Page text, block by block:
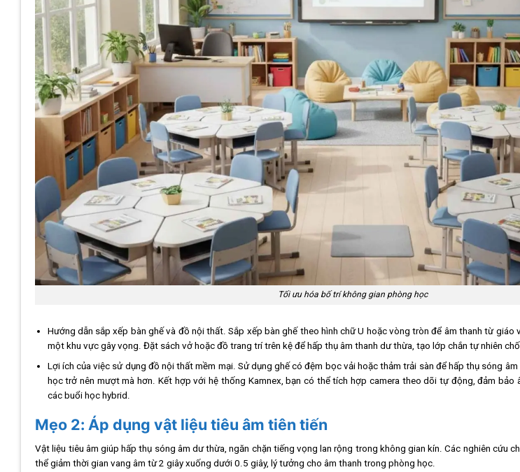
Tối ưu hóa bố trí không gian phòng học
Hướng dẫn sắp xếp bàn ghế và đồ nội thất. Sắp xếp bàn ghế theo hình chữ U hoặc vòng tròn để âm thanh từ giáo
một khu vực gây vọng. Đặt sách vở hoặc đồ trang trí trên kệ để hấp thụ âm thanh dư thừa, tạo lớp chắn tự nhiên
Lợi ích của việc sử dụng đồ nội thất mềm mại. Sử dụng ghế có đệm bọc vải hoặc thảm trải sàn để hấp thụ sóng
học trở nên mượt mà hơn. Kết hợp với hệ thống Kamnex, bạn có thể tích hợp camera theo dõi tự động, đảm bảo
các buổi học hybrid.
Mẹo 2: Áp dụng vật liệu tiêu âm tiên tiến
Vật liệu tiêu âm giúp hấp thụ sóng âm dư thừa, ngăn chặn tiếng vọng lan rộng trong không gian kín. Các nghiên cứu
thể giảm thời gian vang âm từ 2 giây xuống dưới 0.5 giây, lý tưởng cho âm thanh trong phòng học.